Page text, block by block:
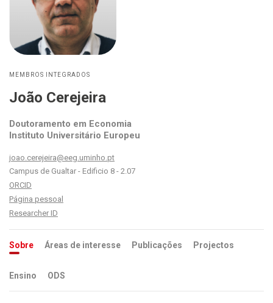
MEMBROS INTEGRADOS
João Cerejeira
Doutoramento em Economia
Instituto Universitário Europeu
joao.cerejeira@eeg.uminho.pt
Campus de Gualtar - Edificio 8 - 2.07
ORCID
Página pessoal
Researcher ID
Sobre Áreas de interesse Publicações Projectos
Ensino ODS